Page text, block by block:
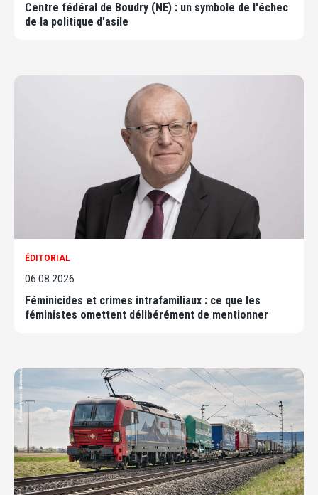
Centre fédéral de Boudry (NE) : un symbole de l'échec
de la politique d'asile
ÉDITORIAL
06.08.2026
Féminicides et crimes intrafamiliaux : ce que les
féministes omettent délibérément de mentionner